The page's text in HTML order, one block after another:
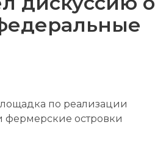
по реализации
фермерские островки